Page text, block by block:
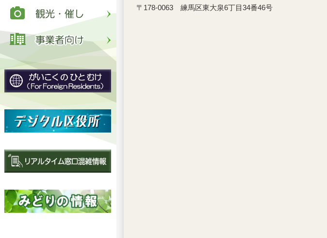
〒178-0063 練馬区東大泉6丁目34番46号